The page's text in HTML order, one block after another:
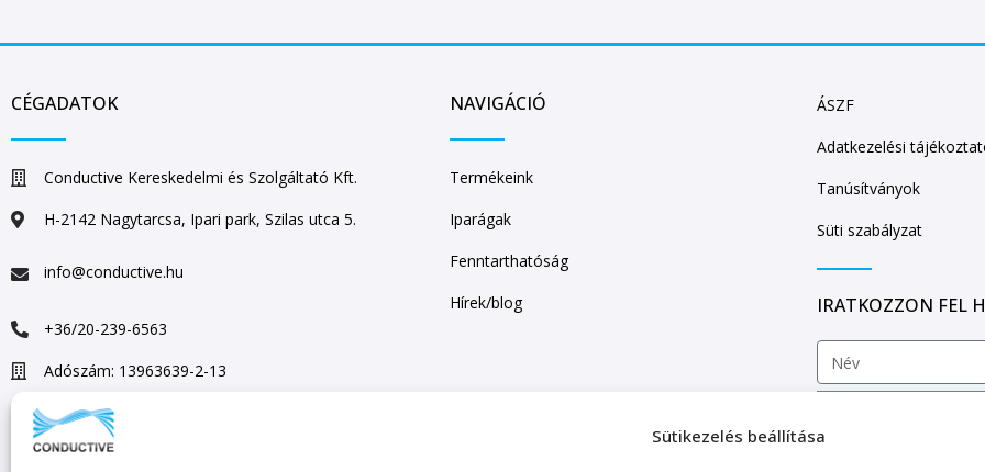
Sütikezelés beállítása
CÉGADATOK
Conductive Kereskedelmi és Szolgáltató Kft.
H-2142 Nagytarcsa, Ipari park, Szilas utca 5.
info@conductive.hu
+36/20-239-6563
Adószám: 13963639-2-13
Cégjegyzékszám: 13-09-172735
NAVIGÁCIÓ
Termékeink
Iparágak
Fenntarthatóság
Hírek/blog
ÁSZF
Adatkezelési
Tanúsítványok
Süti szabályzat
IRATKOZZON FEL